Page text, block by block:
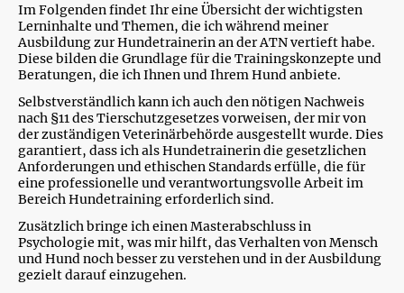
Im Folgenden findet Ihr eine Übersicht der wichtigsten
Lerninhalte und Themen, die ich während meiner
Ausbildung zur Hundetrainerin an der ATN vertieft habe.
Diese bilden die Grundlage für die Trainingskonzepte und
Beratungen, die ich Ihnen und Ihrem Hund anbiete.
Selbstverständlich kann ich auch den nötigen Nachweis
nach §11 des Tierschutzgesetzes vorweisen, der mir von
der zuständigen Veterinärbehörde ausgestellt wurde. Dies
garantiert, dass ich als Hundetrainerin die gesetzlichen
Anforderungen und ethischen Standards erfülle, die für
eine professionelle und verantwortungsvolle Arbeit im
Bereich Hundetraining erforderlich sind.
Zusätzlich bringe ich einen Masterabschluss in
Psychologie mit, was mir hilft, das Verhalten von Mensch
und Hund noch besser zu verstehen und in der Ausbildung
gezielt darauf einzugehen.